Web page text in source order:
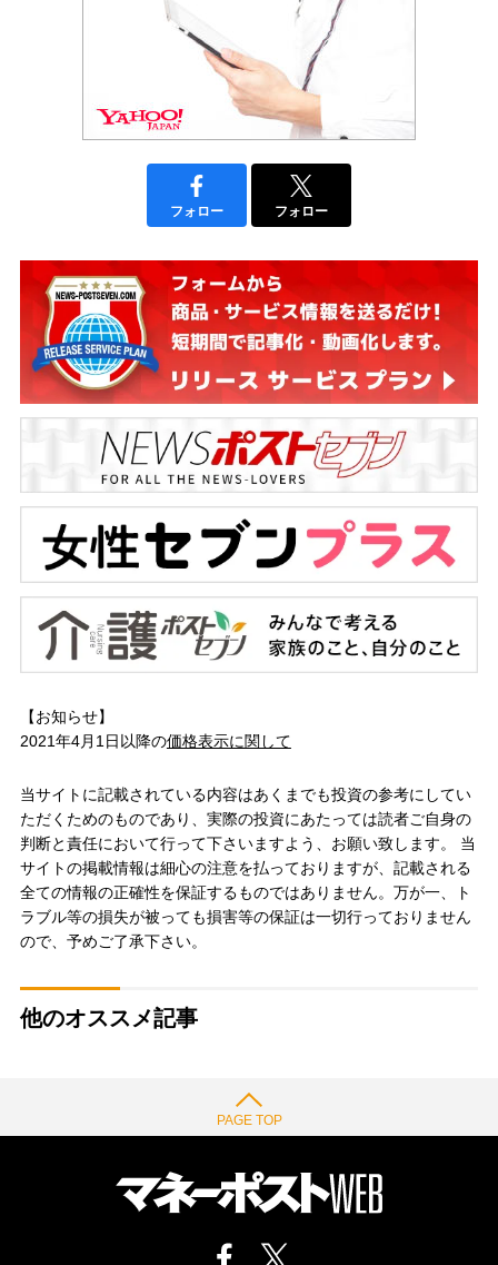
フォロー フォロー
【お知らせ】
2021年4月1日以降の価格表示に関して
当サイトに記載されている内容はあくまでも投資の参考にしてい
ただくためのものであり、実際の投資にあたっては読者ご自身の
判断と責任において行って下さいますよう、お願い致します。 当
サイトの掲載情報は細心の注意を払っておりますが、記載される
全ての情報の正確性を保証するものではありません。万が一、ト
ラブル等の損失が被っても損害等の保証は一切行っておりません
ので、予めご了承下さい。
他のオススメ記事
PAGE TOP